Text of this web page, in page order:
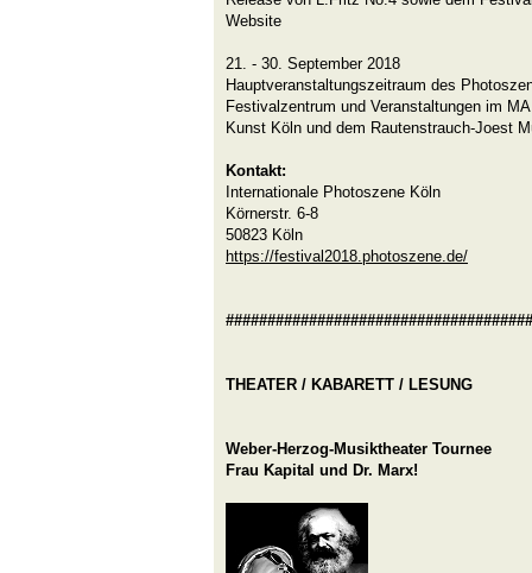
Website
21. - 30. September 2018
Hauptveranstaltungszeitraum des
Festivalzentrum und Veranstaltungen im
Kunst Köln und dem Rautenstrauch-Joest
Kontakt:
Internationale Photoszene Köln
Körnerstr. 6-8
50823 Köln
https://festival2018.photoszene.de/
THEATER / KABARETT / LESUNG
Weber-Herzog-Musiktheater Tournee
Frau Kapital und Dr. Marx!